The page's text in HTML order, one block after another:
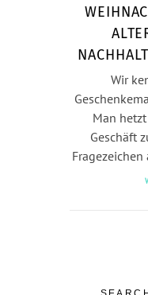
Wir
Man
Geschäft